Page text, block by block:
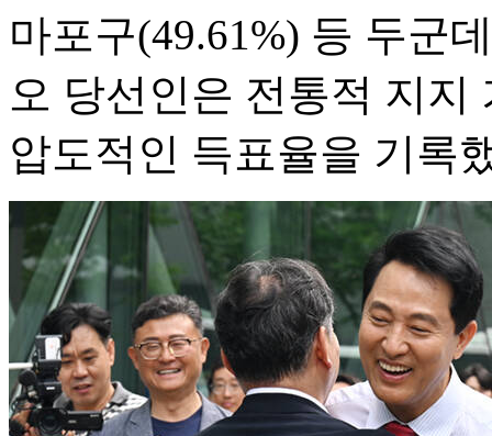
마포구(49.61%) 등 두군
오 당선인은 전통적 지지
압도적인 득표율을 기록